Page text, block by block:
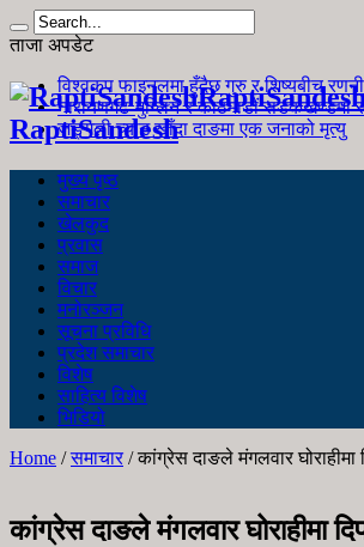
ताजा अपडेट
विश्वकप फाइनलमा हुँदैछ गुरु र शिष्यबीच
नारायणगढ-मुग्लिन र काठमाडौं सडकखण्डमा
जङ्गली च्याउ खाँदा दाङमा एक जनाको मृत्यु
RaptiSandesh
मुख्य पृष्ठ
समाचार
खेलकुद
प्रवास
समाज
विचार
मनोरञ्जन
सूचना प्रविधि
प्रदेश समाचार
विशेष
साहित्य विशेष
भिडियो
Home /समाचार /कांग्रेस दाङले मंगलवार घोराहीमा
कांग्रेस दाङले मंगलवार घोराहीमा